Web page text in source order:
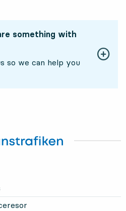
something with
so we can help you